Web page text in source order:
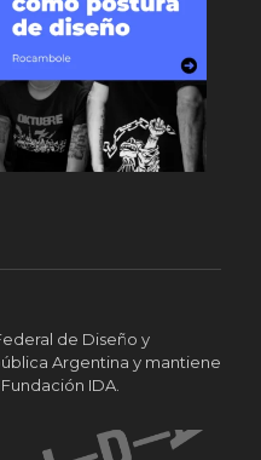
de Diseño y
Argentina y mantiene
IDA.